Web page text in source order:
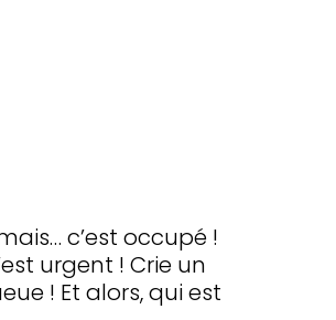
c’est occupé !
urgent ! Crie un
! Et alors, qui est